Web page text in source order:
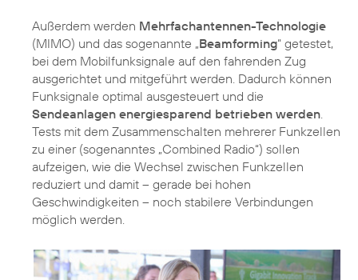
Außerdem werden Mehrfachantennen-Technologie
(MIMO) und das sogenannte „Beamforming“ getestet,
bei dem Mobilfunksignale auf den fahrenden Zug
ausgerichtet und mitgeführt werden. Dadurch können
Funksignale optimal ausgesteuert und die
Sendeanlagen energiesparend betrieben werden.
Tests mit dem Zusammenschalten mehrerer Funkzellen
zu einer (sogenanntes „Combined Radio“) sollen
aufzeigen, wie die Wechsel zwischen Funkzellen
reduziert und damit – gerade bei hohen
Geschwindigkeiten – noch stabilere Verbindungen
möglich werden.